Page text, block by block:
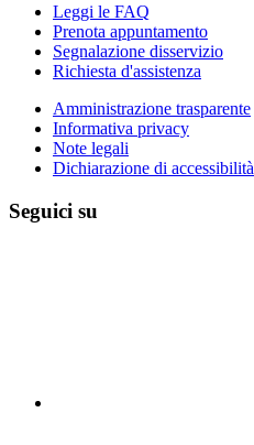
Leggi le FAQ
Prenota appuntamento
Segnalazione disservizio
Richiesta d'assistenza
Amministrazione trasparente
Informativa privacy
Note legali
Dichiarazione di accessibilità
Seguici su